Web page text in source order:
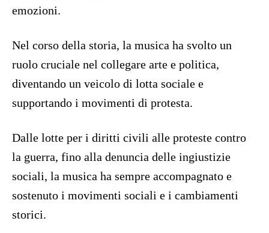
emozioni.
Nel corso della storia, la musica ha svolto un
ruolo cruciale nel collegare arte e politica,
diventando un veicolo di lotta sociale e
supportando i movimenti di protesta.
Dalle lotte per i diritti civili alle proteste contro
la guerra, fino alla denuncia delle ingiustizie
sociali, la musica ha sempre accompagnato e
sostenuto i movimenti sociali e i cambiamenti
storici.